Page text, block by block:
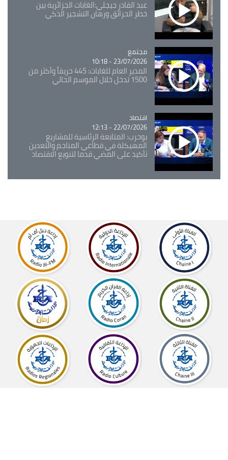
عبد القادر جيجلي:الغابات الجزائرية بين
خطر الحرائق ورهان التشجير الذكي
Catégorie
مجتمع
23/07/2026 - 10:18
المدير العام للغابات: 445 حريقاً وأكثر من
1500 تدخل خلال الموسم الحالي
Catégorie
اقتصاد
22/07/2026 - 12:13
بوحرب: المتابعة الرئاسية للمشاريع
المهيكلة في قطاعي المناجم والتعدين
تأكيد على المضي قدما لتنويع الاقتصاد